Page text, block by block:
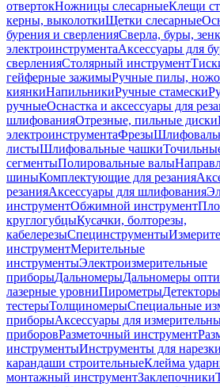
отвертокНожницы слесарныеКлещи
керны, выколоткиЩетки слесарные
бурения и сверленияСверла, буры,
электроинструментаАксессуары для
сверленияСтолярный инструмент
гейферные зажимыРучные пилы,
киянкиНапильникиРучные стамески
ручныеОснастка и аксессуары для
шлифованияОтрезные, пильные диски
электроинструментаФрезы
листыШлифовальные чашки
сегментыПолировальные валы
шиныКомплектующие для резания
резанияАксессуары для шлифования
инструментОбжимной инструмент
круглогубцыКусачки, болторезы,
кабелерезыСпецинструменты
инструментМерительные
инструментыЭлектроизмерительные
приборыДальномерыДальномеры
лазерные уровниПирометры
тестерыТолщиномерыСпециальные
приборыАксессуары для
приборовРазметочный инструмент
инструментыИнструменты для
карандаши строительныеКлейма
монтажный инструментЗаклепочники